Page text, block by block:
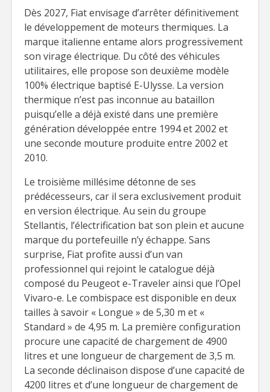
Dès 2027, Fiat envisage d’arrêter définitivement
le développement de moteurs thermiques. La
marque italienne entame alors progressivement
son virage électrique. Du côté des véhicules
utilitaires, elle propose son deuxième modèle
100% électrique baptisé E-Ulysse. La version
thermique n’est pas inconnue au bataillon
puisqu’elle a déjà existé dans une première
génération développée entre 1994 et 2002 et
une seconde mouture produite entre 2002 et
2010.
Le troisième millésime détonne de ses
prédécesseurs, car il sera exclusivement produit
en version électrique. Au sein du groupe
Stellantis, l’électrification bat son plein et aucune
marque du portefeuille n’y échappe. Sans
surprise, Fiat profite aussi d’un van
professionnel qui rejoint le catalogue déjà
composé du Peugeot e-Traveler ainsi que l’Opel
Vivaro-e. Le combispace est disponible en deux
tailles à savoir « Longue » de 5,30 m et «
Standard » de 4,95 m. La première configuration
procure une capacité de chargement de 4900
litres et une longueur de chargement de 3,5 m.
La seconde déclinaison dispose d’une capacité de
4200 litres et d’une longueur de chargement de